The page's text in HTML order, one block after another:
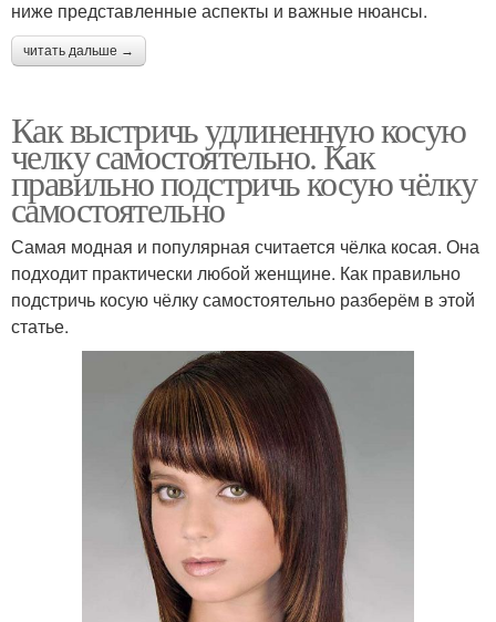
ниже представленные аспекты и важные нюансы.
читать дальше →
Как выстричь удлиненную косую
челку самостоятельно. Как
правильно подстричь косую чёлку
самостоятельно
Самая модная и популярная считается чёлка косая. Она
подходит практически любой женщине. Как правильно
подстричь косую чёлку самостоятельно разберём в этой
статье.